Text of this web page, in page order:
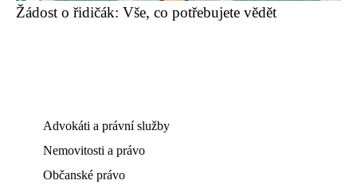
Žádost o řidičák: Vše, co potřebujete vědět
Advokáti a právní služby
Nemovitosti a právo
Občanské právo